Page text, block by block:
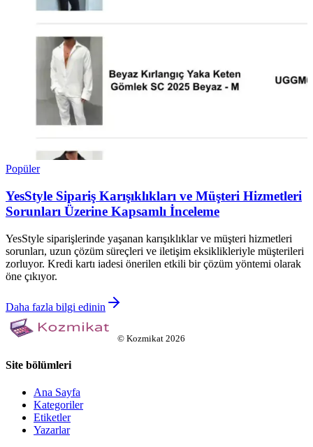
Popüler
YesStyle Sipariş Karışıklıkları ve Müşteri Hizmetleri
Sorunları Üzerine Kapsamlı İnceleme
YesStyle siparişlerinde yaşanan karışıklıklar ve müşteri hizmetleri
sorunları, uzun çözüm süreçleri ve iletişim eksiklikleriyle müşterileri
zorluyor. Kredi kartı iadesi önerilen etkili bir çözüm yöntemi olarak
öne çıkıyor.
Daha fazla bilgi edinin
© Kozmikat 2026
Site bölümleri
Ana Sayfa
Kategoriler
Etiketler
Yazarlar